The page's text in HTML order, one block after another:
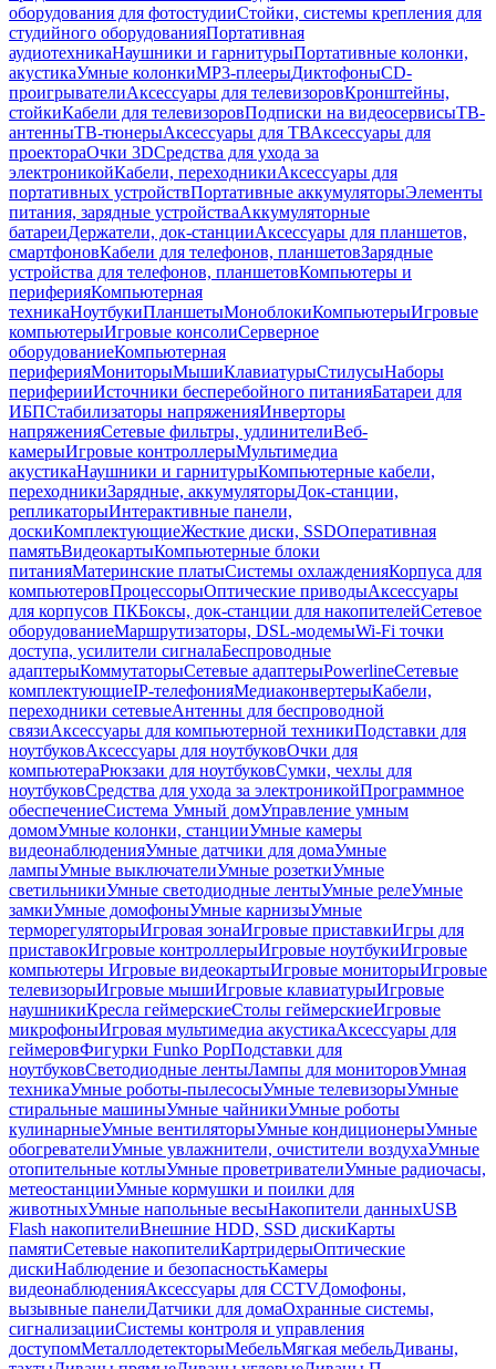
оборудования для фотостудииСтойки, системы крепления для
студийного оборудованияПортативная
аудиотехникаНаушники и гарнитурыПортативные колонки,
акустикаУмные колонкиMP3-плеерыДиктофоныCD-
проигрывателиАксессуары для телевизоровКронштейны,
стойкиКабели для телевизоровПодписки на видеосервисыТВ-
антенныТВ-тюнерыАксессуары для ТВАксессуары для
проектораОчки 3DСредства для ухода за
электроникойКабели, переходникиАксессуары для
портативных устройствПортативные аккумуляторыЭлементы
питания, зарядные устройстваАккумуляторные
батареиДержатели, док-станцииАксессуары для планшетов,
смартфоновКабели для телефонов, планшетовЗарядные
устройства для телефонов, планшетовКомпьютеры и
периферияКомпьютерная
техникаНоутбукиПланшетыМоноблокиКомпьютерыИгровые
компьютерыИгровые консолиСерверное
оборудованиеКомпьютерная
периферияМониторыМышиКлавиатурыСтилусыНаборы
периферииИсточники бесперебойного питанияБатареи для
ИБПСтабилизаторы напряженияИнверторы
напряженияСетевые фильтры, удлинителиВеб-
камерыИгровые контроллерыМультимедиа
акустикаНаушники и гарнитурыКомпьютерные кабели,
переходникиЗарядные, аккумуляторыДок-станции,
репликаторыИнтерактивные панели,
доскиКомплектующиеЖесткие диски, SSDОперативная
памятьВидеокартыКомпьютерные блоки
питанияМатеринские платыСистемы охлажденияКорпуса для
компьютеровПроцессорыОптические приводыАксессуары
для корпусов ПКБоксы, док-станции для накопителейСетевое
оборудованиеМаршрутизаторы, DSL-модемыWi-Fi точки
доступа, усилители сигналаБеспроводные
адаптерыКоммутаторыСетевые адаптерыPowerlineСетевые
комплектующиеIP-телефонияМедиаконвертерыКабели,
переходники сетевыеАнтенны для беспроводной
связиАксессуары для компьютерной техникиПодставки для
ноутбуковАксессуары для ноутбуковОчки для
компьютераРюкзаки для ноутбуковСумки, чехлы для
ноутбуковСредства для ухода за электроникойПрограммное
обеспечениеСистема Умный домУправление умным
домомУмные колонки, станцииУмные камеры
видеонаблюденияУмные датчики для домаУмные
лампыУмные выключателиУмные розеткиУмные
светильникиУмные светодиодные лентыУмные релеУмные
замкиУмные домофоныУмные карнизыУмные
терморегуляторыИгровая зонаИгровые приставкиИгры для
приставокИгровые контроллерыИгровые ноутбукиИгровые
компьютеры Игровые видеокартыИгровые мониторыИгровые
телевизорыИгровые мышиИгровые клавиатурыИгровые
наушникиКресла геймерскиеСтолы геймерскиеИгровые
микрофоныИгровая мультимедиа акустикаАксессуары для
геймеровФигурки Funko PopПодставки для
ноутбуковСветодиодные лентыЛампы для мониторовУмная
техникаУмные роботы-пылесосыУмные телевизорыУмные
стиральные машиныУмные чайникиУмные роботы
кулинарныеУмные вентиляторыУмные кондиционерыУмные
обогревателиУмные увлажнители, очистители воздухаУмные
отопительные котлыУмные проветривателиУмные радиочасы,
метеостанцииУмные кормушки и поилки для
животныхУмные напольные весыНакопители данныхUSB
Flash накопителиВнешние HDD, SSD дискиКарты
памятиСетевые накопителиКартридерыОптические
дискиНаблюдение и безопасностьКамеры
видеонаблюденияАксессуары для CCTVДомофоны,
вызывные панелиДатчики для домаОхранные системы,
сигнализацииСистемы контроля и управления
доступомМеталлодетекторыМебельМягкая мебельДиваны,